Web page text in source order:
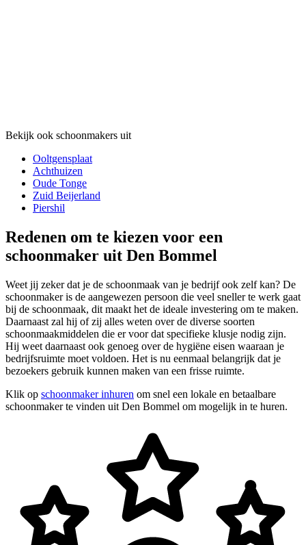
Bekijk ook schoonmakers uit
Ooltgensplaat
Achthuizen
Oude Tonge
Zuid Beijerland
Piershil
Redenen om te kiezen voor een
schoonmaker uit Den Bommel
Weet jij zeker dat je de schoonmaak van je bedrijf ook zelf kan? De
schoonmaker is de aangewezen persoon die veel sneller te werk gaat
bij de schoonmaak, dit maakt het de ideale investering om te maken.
Daarnaast zal hij of zij alles weten over de diverse soorten
schoonmaakmiddelen die er voor dat specifieke klusje nodig zijn.
Hij weet daarnaast ook genoeg over de hygiëne eisen waaraan je
bedrijfsruimte moet voldoen. Het is nu eenmaal belangrijk dat je
bezoekers gebruik kunnen maken van een frisse ruimte.
Klik op schoonmaker inhuren om snel een lokale en betaalbare
schoonmaker te vinden uit Den Bommel om mogelijk in te huren.